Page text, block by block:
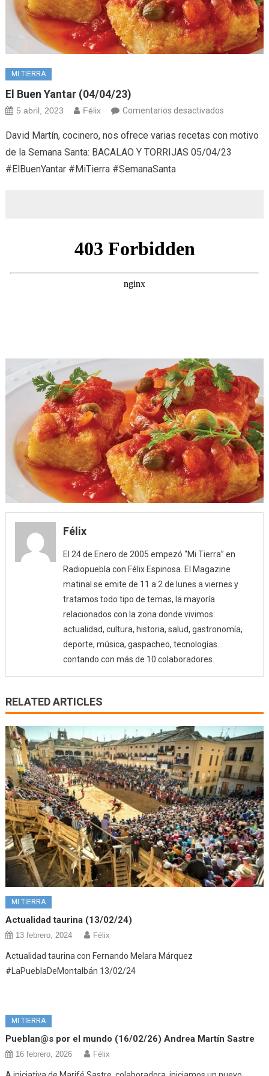
MI TIERRA
El Buen Yantar (04/04/23)
5 abril, 2023 Félix Comentarios desactivadosen
buen
yantar
David Martín, cocinero, nos ofrece varias recetas con motivo
de la Semana Santa: BACALAO Y TORRIJAS 05/04/23
#ElBuenYantar #MiTierra #SemanaSanta
Félix
El 24 de Enero de 2005 empezó “Mi Tierra” en
Radiopuebla con Félix Espinosa. El Magazine
matinal se emite de 11 a 2 de lunes a viernes y
tratamos todo tipo de temas, la mayoría
relacionados con la zona donde vivimos:
actualidad, cultura, historia, salud, gastronomía,
deporte, música, gaspacheo, tecnologías…
contando con más de 10 colaboradores.
RELATED ARTICLES
MI TIERRA
Actualidad taurina (13/02/24)
13 febrero, 2024 Félix
Actualidad taurina con Fernando Melara Márquez
#LaPueblaDeMontalbán 13/02/24
MI TIERRA
Pueblan@s por el mundo (16/02/26) Andrea Martín Sastre
16 febrero, 2026 Félix